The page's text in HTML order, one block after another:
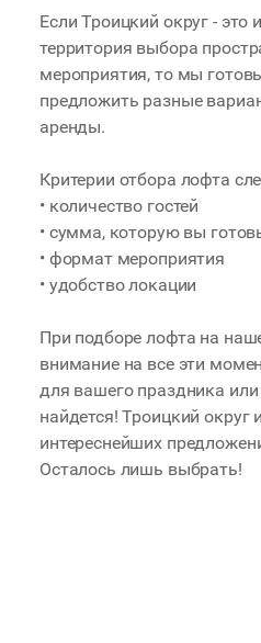
Если Троицкий округ - это
территория выбора
мероприятия, то мы
предложить разные
аренды.
Критерии отбора лофта
• количество гостей
• сумма, которую вы
• формат мероприятия
• удобство локации
При подборе лофта на
внимание на все эти
для вашего праздника
найдется! Троицкий округ
интереснейших
Осталось лишь выбрать!